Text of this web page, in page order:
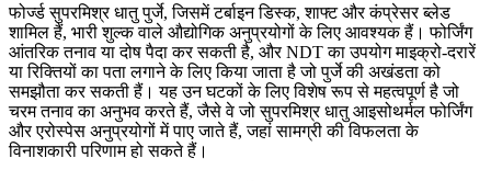
फोर्ज्डसुपरमिश्र धातु पुर्जे, जिसमें टर्बाइन डिस्क, शाफ्ट और कंप्रेसर ब्लेड
शामिल हैं, भारी शुल्क वाले औद्योगिक अनुप्रयोगों के लिए आवश्यक हैं। फोर्जिंग
आंतरिक तनाव या दोष पैदा कर सकती है, और NDT का उपयोग माइक्रो-दरारें
या रिक्तियों का पता लगाने के लिए किया जाता है जो पुर्जे की अखंडता को
समझौता कर सकती हैं। यह उन घटकों के लिए विशेष रूप से महत्वपूर्ण है जो
चरम तनाव का अनुभव करते हैं, जैसे वे जोसुपरमिश्र धातु आइसोथर्मल फोर्जिंग
और एरोस्पेस अनुप्रयोगों में पाए जाते हैं, जहां सामग्री की विफलता के
विनाशकारी परिणाम हो सकते हैं।